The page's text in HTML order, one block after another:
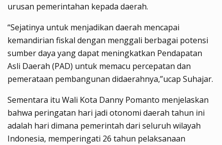
urusan pemerintahan kepada daerah.
“Sejatinya untuk menjadikan daerah mencapai
kemandirian fiskal dengan menggali berbagai potensi
sumber daya yang dapat meningkatkan Pendapatan
Asli Daerah (PAD) untuk memacu percepatan dan
pemerataan pembangunan didaerahnya,”ucap Suhajar.
Sementara itu Wali Kota Danny Pomanto menjelaskan
bahwa peringatan hari jadi otonomi daerah tahun ini
adalah hari dimana pemerintah dari seluruh wilayah
Indonesia, memperingati 26 tahun pelaksanaan